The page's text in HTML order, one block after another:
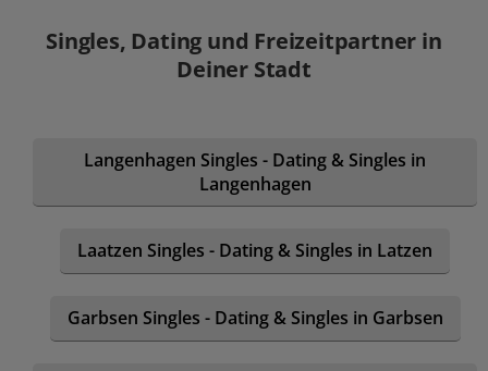
Singles, Dating und Freizeitpartner in
Deiner Stadt
Langenhagen Singles - Dating & Singles in
Langenhagen
Laatzen Singles - Dating & Singles in Latzen
Garbsen Singles - Dating & Singles in Garbsen